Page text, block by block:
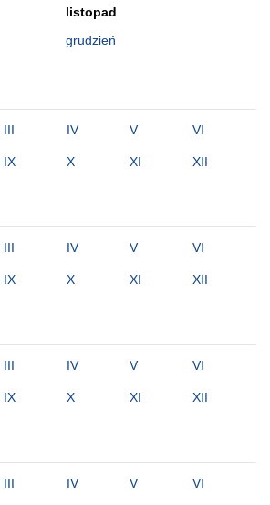
listopad
grudzień
III IV V VI
IX X XI XII
III IV V VI
IX X XI XII
III IV V VI
IX X XI XII
III IV V VI